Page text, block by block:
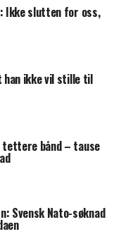
Ikke slutten for oss,
han ikke vil stille til
tettere bånd – tause
Svensk Nato-søknad